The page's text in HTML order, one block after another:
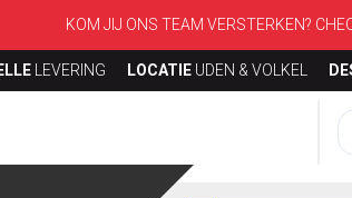
KOM JIJ ONS TEAM VERSTERKEN?
LEVERING LOCATIE UDEN & VOLKEL